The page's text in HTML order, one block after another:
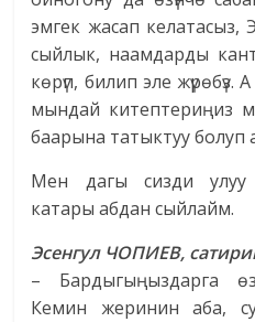
эмгек жасап келатасыз,
сыйлык, наамдарды
көрүп, билип эле
мындай китептериңиз
баарына татыктуу болуп
Мен дагы сизди улуу
катары абдан сыйлайм.
Эсенгул ЧОПИЕВ,
– Бардыгыңыздарга
Кемин жеринин аба,